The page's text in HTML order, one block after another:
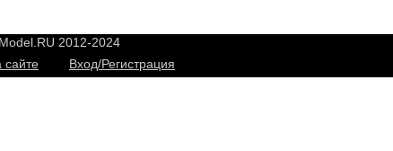
2012-2024
сайте Вход/Регистрация